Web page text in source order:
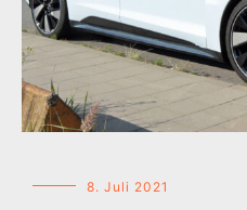
8. Juli 2021